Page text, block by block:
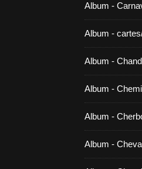
Album -
Album -
Album -
Album -
Album -
Album -